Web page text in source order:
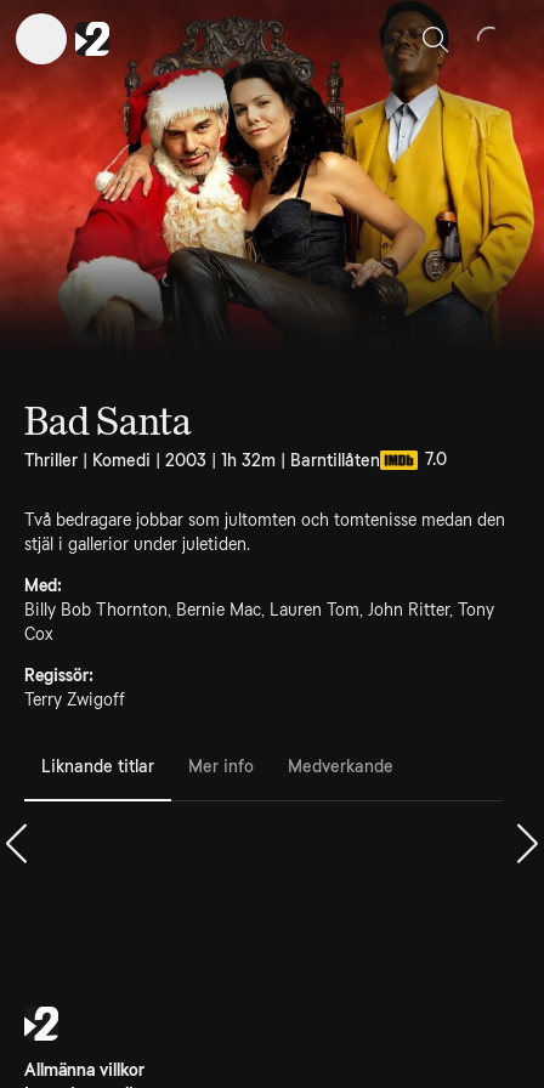
Sök
Bad Santa
Thriller | Komedi | 2003 | 1h 32m | Barntillåten 7.0
Två bedragare jobbar som jultomten och tomtenisse medan den
stjäl i gallerior under juletiden.
Med:
Billy Bob Thornton, Bernie Mac, Lauren Tom, John Ritter, Tony
Cox
Regissör:
Terry Zwigoff
Liknande titlar Mer info Medverkande
Allmänna villkor